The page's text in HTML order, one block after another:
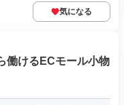
気になる
働けるECモール小物